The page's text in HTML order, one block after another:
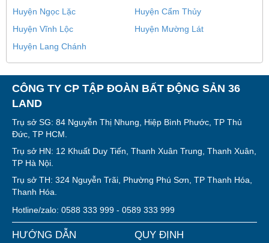
Huyện Ngọc Lặc
Huyện Cẩm Thủy
Huyện Vĩnh Lộc
Huyện Mường Lát
Huyện Lang Chánh
CÔNG TY CP TẬP ĐOÀN BẤT ĐỘNG SẢN 36
LAND
Trụ sở SG: 84 Nguyễn Thị Nhung, Hiệp Bình Phước, TP Thủ
Đức, TP HCM.
Trụ sở HN: 12 Khuất Duy Tiến, Thanh Xuân Trung, Thanh Xuân,
TP Hà Nội.
Trụ sở TH: 324 Nguyễn Trãi, Phường Phú Sơn, TP Thanh Hóa,
Thanh Hóa.
Hotline/zalo: 0588 333 999 - 0589 333 999
HƯỚNG DẪN QUY ĐỊNH